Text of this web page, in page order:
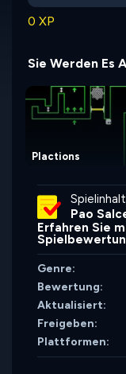
0 XP
Sie Werden Es
Plactions
Pao
Erfahren Sie
Genre:
Bewertung:
Aktualisiert:
Freigeben:
Plattformen: